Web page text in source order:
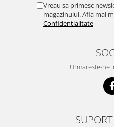
Vreau sa primesc
magazinului. Afla mai
Confidentialitate
Urmareste-ne